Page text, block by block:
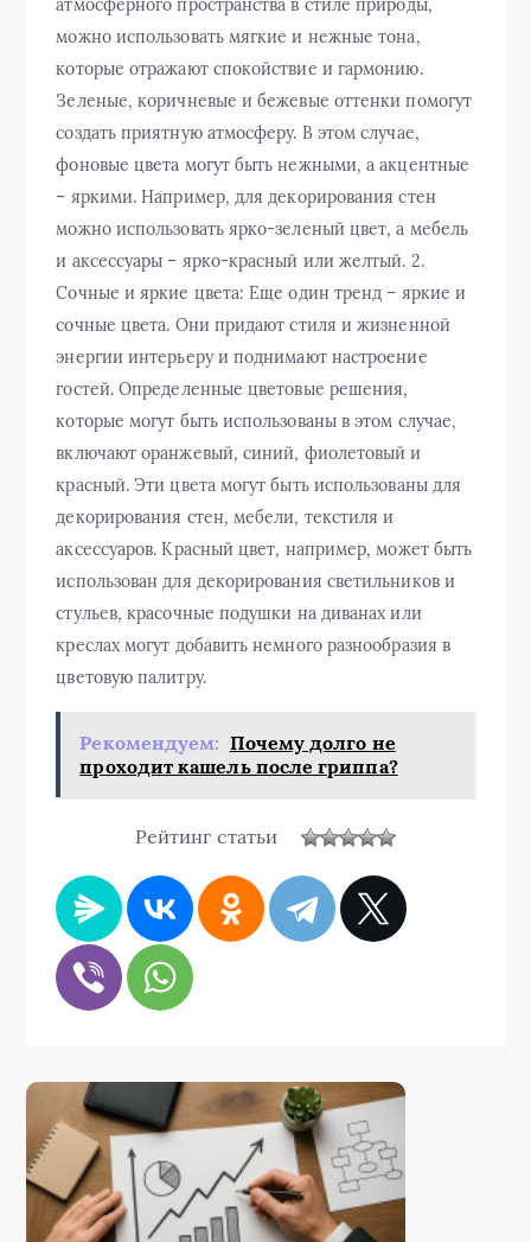
можно использовать мягкие и нежные тона,
которые отражают спокойствие и гармонию.
Зеленые, коричневые и бежевые оттенки помогут
создать приятную атмосферу. В этом случае,
фоновые цвета могут быть нежными, а акцентные
– яркими. Например, для декорирования стен
можно использовать ярко-зеленый цвет, а мебель
и аксессуары – ярко-красный или желтый. 2.
Сочные и яркие цвета: Еще один тренд – яркие и
сочные цвета. Они придают стиля и жизненной
энергии интерьеру и поднимают настроение
гостей. Определенные цветовые решения,
которые могут быть использованы в этом случае,
включают оранжевый, синий, фиолетовый и
красный. Эти цвета могут быть использованы для
декорирования стен, мебели, текстиля и
аксессуаров. Красный цвет, например, может быть
использован для декорирования светильников и
стульев, красочные подушки на диванах или
креслах могут добавить немного разнообразия в
цветовую палитру.
Рекомендуем: Почему долго не
проходит кашель после гриппа?
Рейтинг статьи